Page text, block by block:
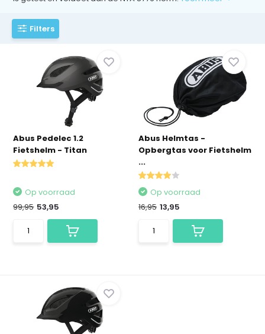
Filters
Abus Pedelec 1.2
Fietshelm - Titan
Op voorraad
99,95 53,95
Abus Helmtas -
Opbergtas voor Fietshelm
...
Op voorraad
16,95 13,95